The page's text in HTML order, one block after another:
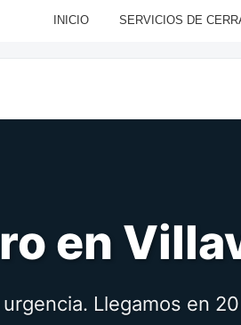
INICIO SERVICIOS DE
en
Llegamos en